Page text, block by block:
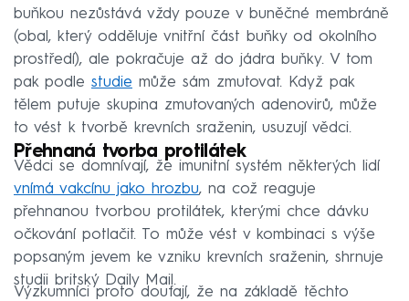
buňkou nezůstává vždy pouze v buněčné membráně
(obal, který odděluje vnitřní část buňky od okolního
prostředí), ale pokračuje až do jádra buňky. V tom
pak podle studie může sám zmutovat. Když pak
tělem putuje skupina zmutovaných adenovirů, může
to vést k tvorbě krevních sraženin, usuzují vědci.
Přehnaná tvorba protilátek
Vědci se domnívají, že imunitní systém některých lidí
vnímá vakcínu jako hrozbu, na což reaguje
přehnanou tvorbou protilátek, kterými chce dávku
očkování potlačit. To může vést v kombinaci s výše
popsaným jevem ke vzniku krevních sraženin, shrnuje
studii britský Daily Mail.
Výzkumníci proto doufají, že na základě těchto